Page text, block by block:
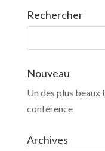
Rechercher
Nouveau
Un des plus beaux
conférence
Archives